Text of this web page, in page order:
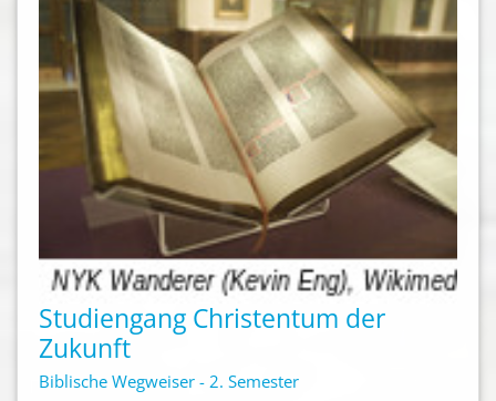
Studiengang Christentum der
Zukunft
Biblische Wegweiser - 2. Semester